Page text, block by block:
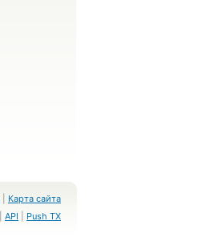
Карта сайта
API Push TX